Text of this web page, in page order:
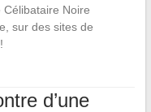
Célibataire Noire
sur des sites de
d’une